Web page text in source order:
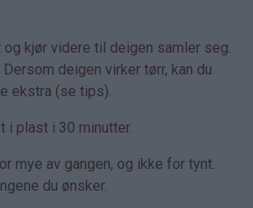
kjør videre til deigen samler seg.
deigen virker tørr, kan du
ekstra (se tips).
i plast i 30 minutter.
mye av gangen, og ikke for tynt.
du ønsker.